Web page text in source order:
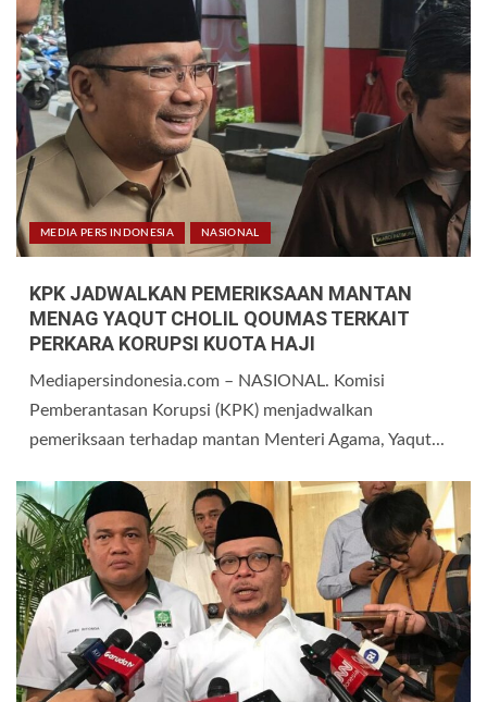
MEDIA PERS INDONESIA NASIONAL
KPK JADWALKAN PEMERIKSAAN MANTAN
MENAG YAQUT CHOLIL QOUMAS TERKAIT
PERKARA KORUPSI KUOTA HAJI
Mediapersindonesia.com – NASIONAL. Komisi
Pemberantasan Korupsi (KPK) menjadwalkan
pemeriksaan terhadap mantan Menteri Agama, Yaqut...